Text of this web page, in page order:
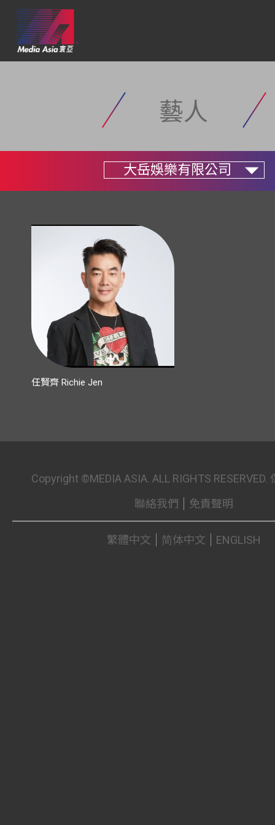
藝人
大岳娛樂有限公司
任賢齊 Richie Jen
Copyright ©MEDIA ASIA. ALL RIGHTS
聯絡我們
免責聲明
繁體中文 简体中文 ENGLISH